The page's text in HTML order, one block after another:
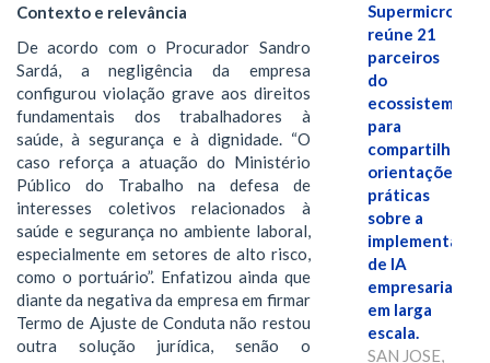
Contexto e relevância
De acordo com o Procurador Sandro
Sardá, a negligência da empresa
configurou violação grave aos direitos
fundamentais dos trabalhadores à
saúde, à segurança e à dignidade. “O
caso reforça a atuação do Ministério
Público do Trabalho na defesa de
interesses coletivos relacionados à
saúde e segurança no ambiente laboral,
especialmente em setores de alto risco,
como o portuário”. Enfatizou ainda que
diante da negativa da empresa em firmar
Termo de Ajuste de Conduta não restou
outra solução jurídica, senão o
Supermicro
reúne 21
parceiros
do
ecossistema
para
compartilhar
orientações
práticas
sobre a
implementação
de IA
empresarial
em larga
escala.
SAN JOSE,